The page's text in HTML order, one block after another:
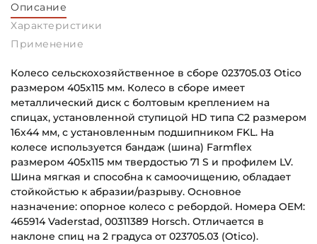
Описание
Характеристики
Применение
Колесо сельскохозяйственное в сборе 023705.03 Otico
размером 405x115 мм. Колесо в сборе имеет
металлический диск с болтовым креплением на
спицах, установленной ступицой HD типа C2 размером
16х44 мм, с установленным подшипником FKL. На
колесе используется бандаж (шина) Farmflex
размером 405x115 мм твердостью 71 S и профилем LV.
Шина мягкая и способна к самоочищению, обладает
стойкойстью к абразии/разрыву. Основное
назначение: опорное колесо с ребордой. Номера OEM:
465914 Vaderstad, 00311389 Horsch. Отличается в
наклоне спиц на 2 градуса от 023705.03 (Otico).